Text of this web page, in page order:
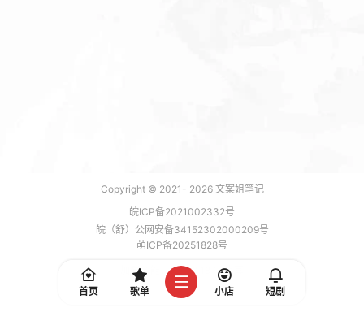
Copyright © 2021- 2026文案姐笔记
皖ICP备2021002332号
皖（舒）公网安备34152302000209号
萌ICP备20251828号
加载 7 能，功耗 0.1877 焦耳
首页
歌单 小店 短剧